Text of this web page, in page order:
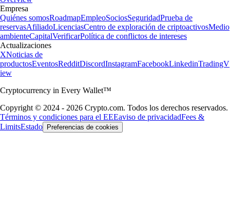
Empresa
Quiénes somosRoadmapEmpleoSociosSeguridadPrueba de
reservasAfiliadoLicenciasCentro de exploración de criptoactivosMedio
ambienteCapitalVerificarPolítica de conflictos de intereses
Actualizaciones
XNoticias de
productosEventosRedditDiscordInstagramFacebookLinkedinTradingV
iew
Cryptocurrency in Every Wallet™
Copyright © 2024 - 2026 Crypto.com. Todos los derechos reservados.
Términos y condiciones para el EEEaviso de privacidadFees &
LimitsEstado Preferencias de cookies